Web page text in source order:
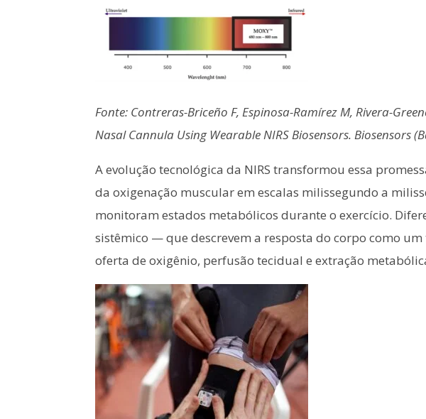
Fonte: Contreras-Briceño F, Espinosa-Ramírez M, Rivera-
Nasal Cannula Using Wearable NIRS Biosensors. Biosensors
A evolução tecnológica da NIRS transformou essa
da oxigenação muscular em escalas milissegundo a
monitoram estados metabólicos durante o exercício.
sistêmico — que descrevem a resposta do corpo como
oferta de oxigênio, perfusão tecidual e extração